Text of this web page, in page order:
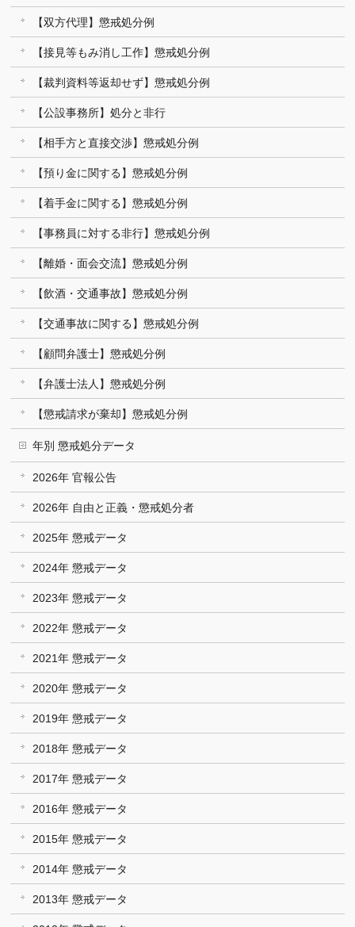
【双方代理】懲戒処分例
【接見等もみ消し工作】懲戒処分例
【裁判資料等返却せず】懲戒処分例
【公設事務所】処分と非行
【相手方と直接交渉】懲戒処分例
【預り金に関する】懲戒処分例
【着手金に関する】懲戒処分例
【事務員に対する非行】懲戒処分例
【離婚・面会交流】懲戒処分例
【飲酒・交通事故】懲戒処分例
【交通事故に関する】懲戒処分例
【顧問弁護士】懲戒処分例
【弁護士法人】懲戒処分例
【懲戒請求が棄却】懲戒処分例
年別 懲戒処分データ
2026年 官報公告
2026年 自由と正義・懲戒処分者
2025年 懲戒データ
2024年 懲戒データ
2023年 懲戒データ
2022年 懲戒データ
2021年 懲戒データ
2020年 懲戒データ
2019年 懲戒データ
2018年 懲戒データ
2017年 懲戒データ
2016年 懲戒データ
2015年 懲戒データ
2014年 懲戒データ
2013年 懲戒データ